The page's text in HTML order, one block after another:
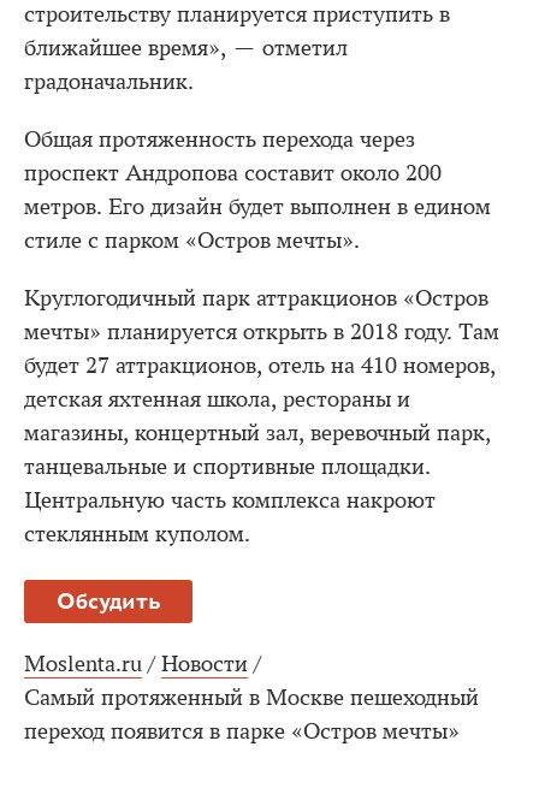
строительству планируется приступить в
ближайшее время», — отметил
градоначальник.
Общая протяженность перехода через
проспект Андропова составит около 200
метров. Его дизайн будет выполнен в едином
стиле с парком «Остров мечты».
Круглогодичный парк аттракционов «Остров
мечты» планируется открыть в 2018 году. Там
будет 27 аттракционов, отель на 410 номеров,
детская яхтенная школа, рестораны и
магазины, концертный зал, веревочный парк,
танцевальные и спортивные площадки.
Центральную часть комплекса накроют
стеклянным куполом.
Обсудить
Moslenta.ru / Новости /
Самый протяженный в Москве пешеходный
переход появится в парке «Остров мечты»